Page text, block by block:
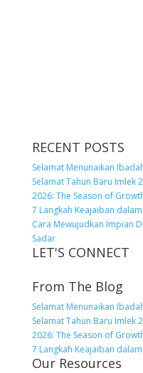
RECENT POSTS
Selamat Menunaikan
Selamat Tahun Baru Imlek
2026: The Season of
7 Langkah Keajaiban
Cara Mewujudkan Impian
Sadar
LET'S CONNECT
From The Blog
Selamat Menunaikan
Selamat Tahun Baru Imlek
2026: The Season of
7 Langkah Keajaiban
Our Resources